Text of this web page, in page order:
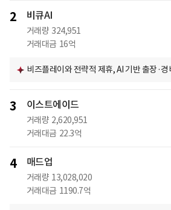
2 비큐AI
거래량 324,951
거래대금 16억
비즈플레이와 전략적 제휴, AI 기반 출장·
3 이스트에이드
거래량 2,620,951
거래대금 22.3억
4 매드업
거래량 13,028,020
거래대금 1190.7억